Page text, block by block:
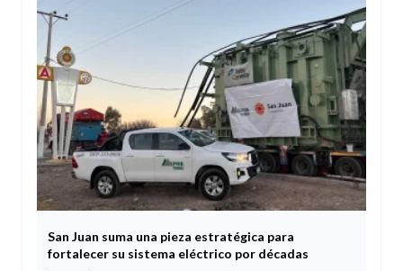
San Juan suma una pieza estratégica para
fortalecer su sistema eléctrico por décadas